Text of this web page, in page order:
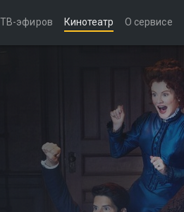
эфиров Кинотеатр О сервисе